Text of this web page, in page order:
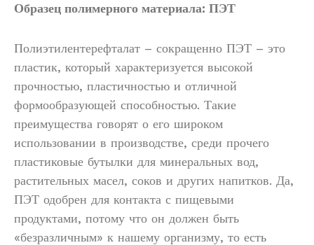
Образец полимерного материала: ПЭТ
Полиэтилентерефталат – сокращенно ПЭТ – это
пластик, который характеризуется высокой
прочностью, пластичностью и отличной
формообразующей способностью. Такие
преимущества говорят о его широком
использовании в производстве, среди прочего
пластиковые бутылки для минеральных вод,
растительных масел, соков и других напитков. Да,
ПЭТ одобрен для контакта с пищевыми
продуктами, потому что он должен быть
«безразличным» к нашему организму, то есть